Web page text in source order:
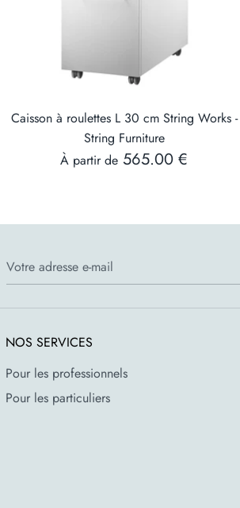
Caisson à roulettes L 30 cm String Works -
String Furniture
À partir de 565.00 €
Votre adresse e-mail
NOS SERVICES
Pour les professionnels
Pour les particuliers